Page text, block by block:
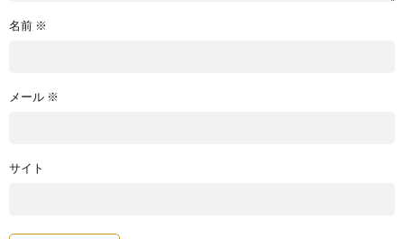
名前 ※
メール ※
サイト